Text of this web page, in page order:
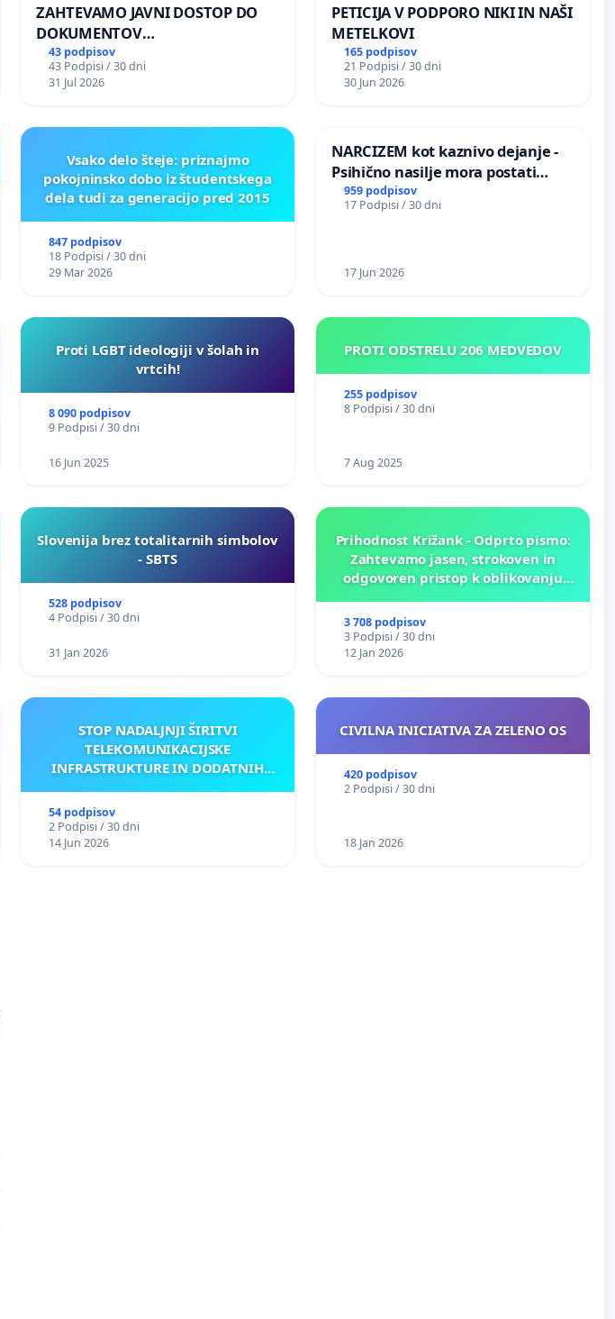
ZAHTEVAMO JAVNI DOSTOP DO
DOKUMENTOV
PARLAMENTARNIH
PREISKOVALNIH KOMISIJ O
ILEGALNI TRGOVINI Z OROŽJEM
43 podpisov
43 Podpisi / 30 dni
31 Jul 2026
PETICIJA V PODPORO NIKI IN NAŠI
METELKOVI
165 podpisov
21 Podpisi / 30 dni
30 Jun 2026
Vsako delo šteje: priznajmo
pokojninsko dobo iz študentskega
dela tudi za generacijo pred 2015
847 podpisov
18 Podpisi / 30 dni
29 Mar 2026
NARCIZEM kot kaznivo dejanje -
Psihično nasilje mora postati
enako prepoznano kot fizično
nasilje
959 podpisov
17 Podpisi / 30 dni
17 Jun 2026
Proti LGBT ideologiji v šolah in
vrtcih!
8 090 podpisov
9 Podpisi / 30 dni
16 Jun 2025
PROTI ODSTRELU 206 MEDVEDOV
255 podpisov
8 Podpisi / 30 dni
7 Aug 2025
Slovenija brez totalitarnih simbolov
- SBTS
528 podpisov
4 Podpisi / 30 dni
31 Jan 2026
Prihodnost Križank - Odprto pismo:
Zahtevamo jasen, strokoven in
odgovoren pristop k oblikovanju
3 708 podpisov
3 Podpisi / 30 dni
12 Jan 2026
STOP NADALJNJI ŠIRITVI
TELEKOMUNIKACIJSKE
INFRASTRUKTURE IN DODATNIH
54 podpisov
2 Podpisi / 30 dni
14 Jun 2026
CIVILNA INICIATIVA ZA ZELENO OS
420 podpisov
2 Podpisi / 30 dni
18 Jan 2026